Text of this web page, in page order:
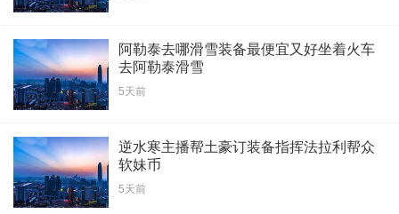
阿勒泰去哪滑雪装备最便宜又好坐着火车
去阿勒泰滑雪
5天前
逆水寒主播帮土豪订装备指挥法拉利帮众
软妹币
5天前